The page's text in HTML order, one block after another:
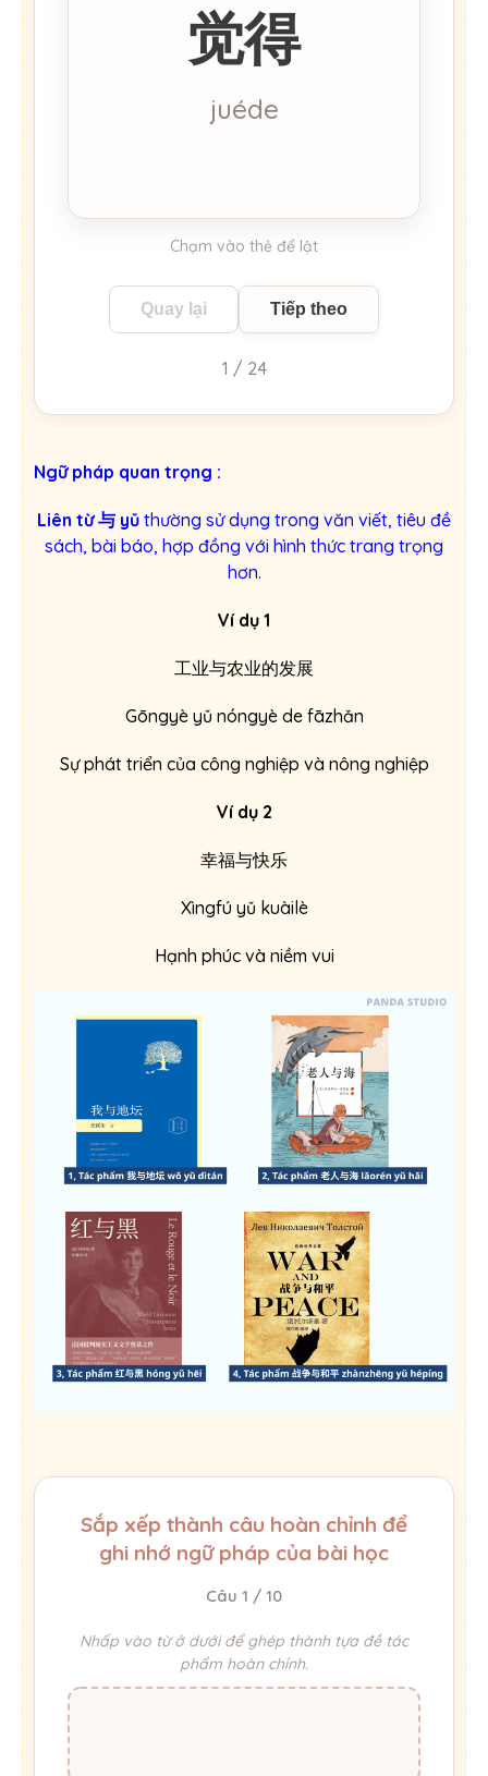
觉得
juéde
Cảm thấy / Cho
rằng
Chạm vào thẻ để lật
Quay lại Tiếp theo
1 / 24
Ngữ pháp quan trọng :
Liên từ 与 yǔ thường sử dụng trong văn viết, tiêu đề
sách, bài báo, hợp đồng với hình thức trang trọng
hơn.
Ví dụ 1
工业与农业的发展
Gōngyè yǔ nóngyè de fāzhǎn
Sự phát triển của công nghiệp và nông nghiệp
Ví dụ 2
幸福与快乐
Xìngfú yǔ kuàilè
Hạnh phúc và niềm vui
Sắp xếp thành câu hoàn chỉnh để
ghi nhớ ngữ pháp của bài học
Câu 1 / 10
Nhấp vào từ ở dưới để ghép thành tựa đề tác
phẩm hoàn chỉnh.